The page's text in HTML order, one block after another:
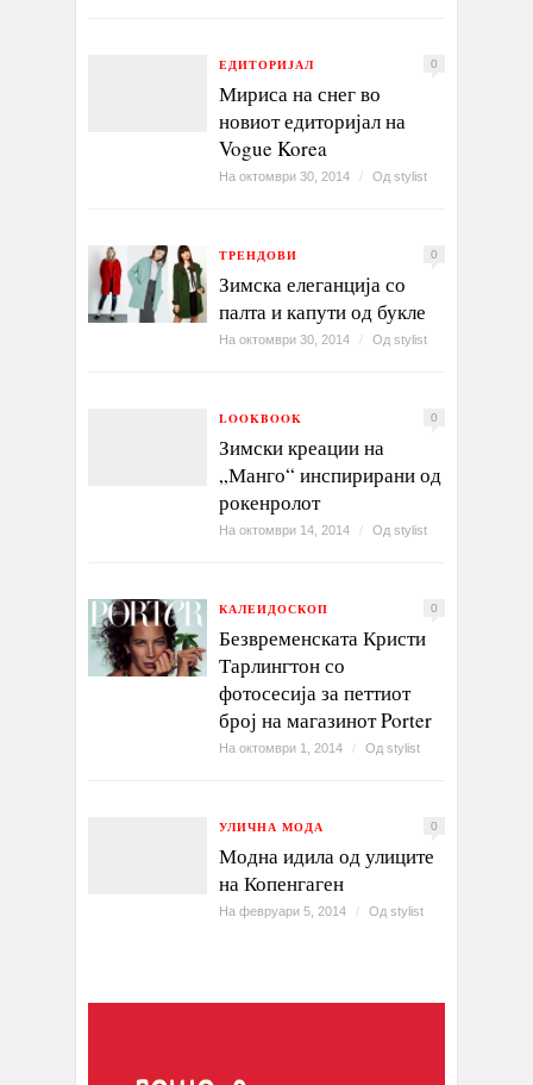
ЕДИТОРИЈАЛ 0
Мириса на снег во
новиот едиторијал на
Vogue Korea
На октомври 30, 2014 / Од stylist
ТРЕНДОВИ 0
Зимска елеганција со
палта и капути од букле
На октомври 30, 2014 / Од stylist
LOOKBOOK 0
Зимски креации на
„Манго“ инспирирани од
рокенролот
На октомври 14, 2014 / Од stylist
КАЛЕИДОСКОП 0
Безвременската Кристи
Тарлингтон со
фотосесија за петтиот
број на магазинот Porter
На октомври 1, 2014 / Од stylist
УЛИЧНА МОДА 0
Модна идила од улиците
на Копенгаген
На февруари 5, 2014 / Од stylist